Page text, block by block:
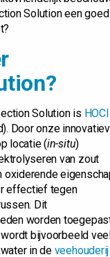
Solution een goed
Solution is HOCl
Door onze
locatie (in-situ)
van zout
oxiderende
effectief tegen
Dit
worden
bijvoorbeeld
in de veehouderij